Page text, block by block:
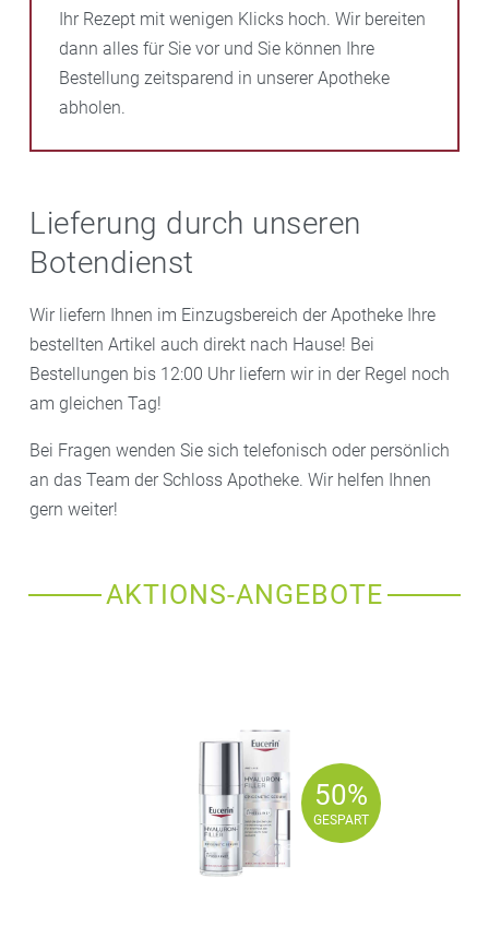
Ihr Rezept mit wenigen Klicks hoch. Wir bereiten
dann alles für Sie vor und Sie können Ihre
Bestellung zeitsparend in unserer Apotheke
abholen.
Lieferung durch unseren
Botendienst
Wir liefern Ihnen im Einzugsbereich der Apotheke Ihre
bestellten Artikel auch direkt nach Hause! Bei
Bestellungen bis 12:00 Uhr liefern wir in der Regel noch
am gleichen Tag!
Bei Fragen wenden Sie sich telefonisch oder persönlich
an das Team der Schloss Apotheke. Wir helfen Ihnen
gern weiter!
AKTIONS-ANGEBOTE
50%
GESPART
50%
GESPART